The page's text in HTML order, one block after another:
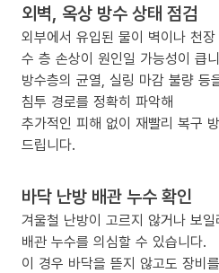
외벽, 옥상 방수 상태 점검
외부에서 유입된 물이 벽이나 천
수 층 손상이 원인일 가능성이 큽
방수층의 균열, 실링 마감 불량 등
침투 경로를 정확히 파악해
추가적인 피해 없이 재빨리 복구
드립니다.
바닥 난방 배관 누수 확인
겨울철 난방이 고르지 않거나 보
배관 누수를 의심할 수 있습니다.
이 경우 바닥을 뜯지 않고도 장비